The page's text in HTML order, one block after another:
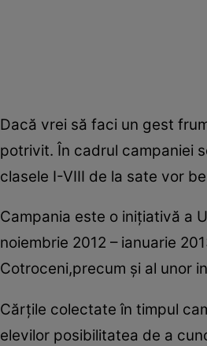
Dacă vrei să faci un gest
potrivit. În cadrul campaniei
clasele I-VIII de la sate vor
Campania este o iniţiativă a
noiembrie 2012 – ianuarie
Cotroceni,precum şi al unor
Cărţile colectate în timpul
elevilor posibilitatea de a